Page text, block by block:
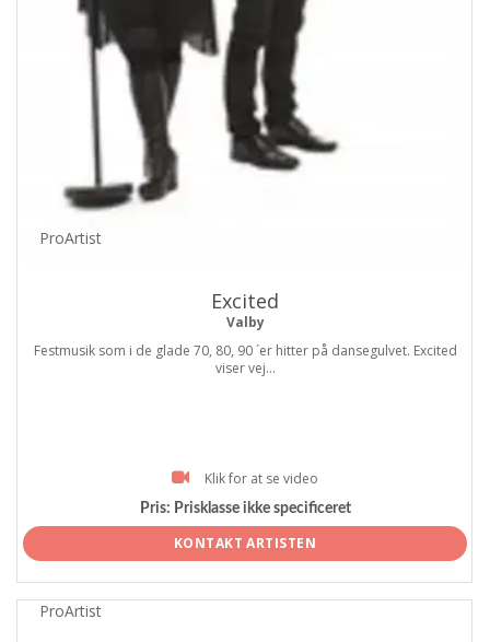
ProArtist
Excited
Valby
Festmusik som i de glade 70, 80, 90 ´er hitter på dansegulvet. Excited
viser vej...
Klik for at se video
Pris: Prisklasse ikke specificeret
KONTAKT ARTISTEN
ProArtist